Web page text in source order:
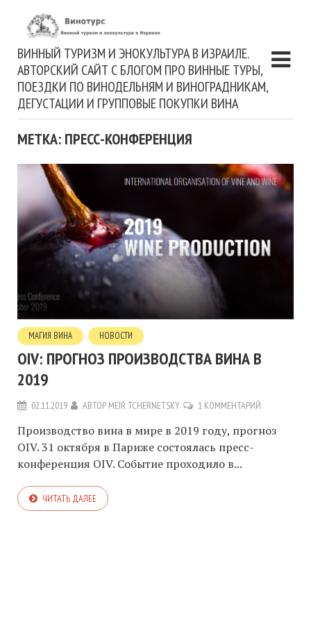
ВИННЫЙ ТУРИЗМ И ЭНОКУЛЬТУРА В ИЗРАИЛЕ.
АВТОРСКИЙ САЙТ С БЛОГОМ ПРО ВИННЫЕ ТУРЫ,
ПОЕЗДКИ ПО ВИНОДЕЛЬНЯМ И ВИНОГРАДНИКАМ,
ДЕГУСТАЦИИ И ГРУППОВЫЕ ПОКУПКИ ВИНА
МЕТКА: ПРЕСС-КОНФЕРЕНЦИЯ
МАГИЯ ВИНА НОВОСТИ
OIV: ПРОГНОЗ ПРОИЗВОДСТВА ВИНА В
2019
02.11.2019 АВТОР MEIR TCHERNETSKY 1 КОММЕНТАРИЙ
Производство вина в мире в 2019 году, прогноз
OIV. 31 октября в Париже состоялась пресс-
конференция OIV. Событие проходило в...
ЧИТАТЬ ДАЛЕЕ